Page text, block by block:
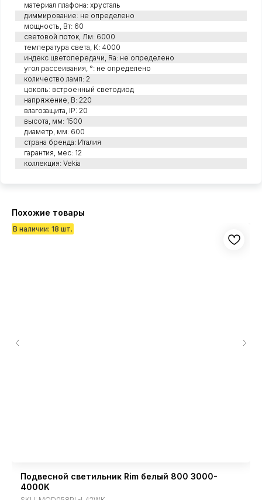
материал плафона: хрусталь
диммирование: не определено
мощность, Вт: 60
световой поток, Лм: 6000
температура света, К: 4000
индекс цветопередачи, Ra: не определено
угол рассеивания, °: не определено
количество ламп: 2
цоколь: встроенный светодиод
напряжение, В: 220
влагозащита, IP: 20
высота, мм: 1500
диаметр, мм: 600
страна бренда: Италия
гарантия, мес: 12
коллекция: Vekia
Похожие товары
Подвесной светильник Rim белый 800 3000-
4000K